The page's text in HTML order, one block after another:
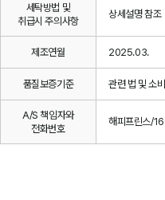
세탁방법 및
취급시 주의사항
상세설명 참조
제조연월 2025.03.
품질보증기준 관련 법 및 소
A/S 책임자와
전화번호
해피프린스/